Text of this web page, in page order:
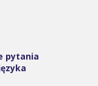
pytania